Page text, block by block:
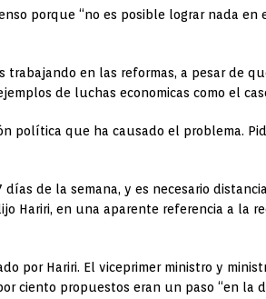
porque “no es posible lograr nada en
trabajando en las reformas, a pesar de
de luchas economicas como el
política que ha causado el problema.
de la semana, y es necesario
Hariri, en una aparente referencia a la
por Hariri. El viceprimer ministro y
ciento propuestos eran un paso “en la